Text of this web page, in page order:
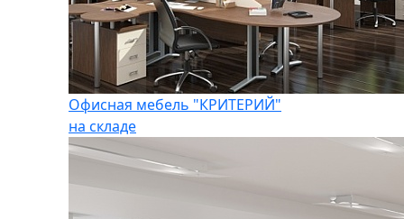
Офисная мебель "КРИТЕРИЙ"
на складе